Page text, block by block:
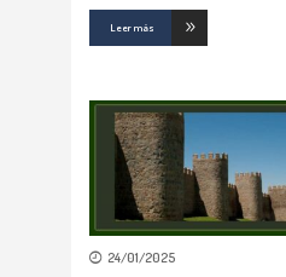
Leer más
24/01/2025